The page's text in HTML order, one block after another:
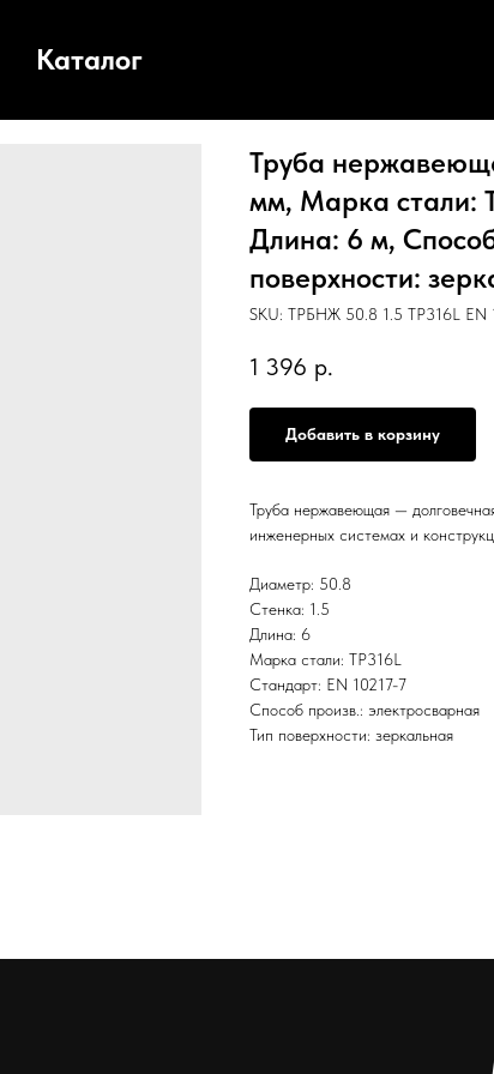
Каталог
Труба
мм, Марка стали:
Длина: 6 м,
поверхности:
SKU: ТРБНЖ 50.8 1.5 TP316L EN
1 396 р.
Добавить в корзину
Труба нержавеющая —
инженерных системах и
Диаметр: 50.8
Стенка: 1.5
Длина: 6
Марка стали: TP316L
Стандарт: EN 10217-7
Способ произв.: электросварная
Тип поверхности: зеркальная